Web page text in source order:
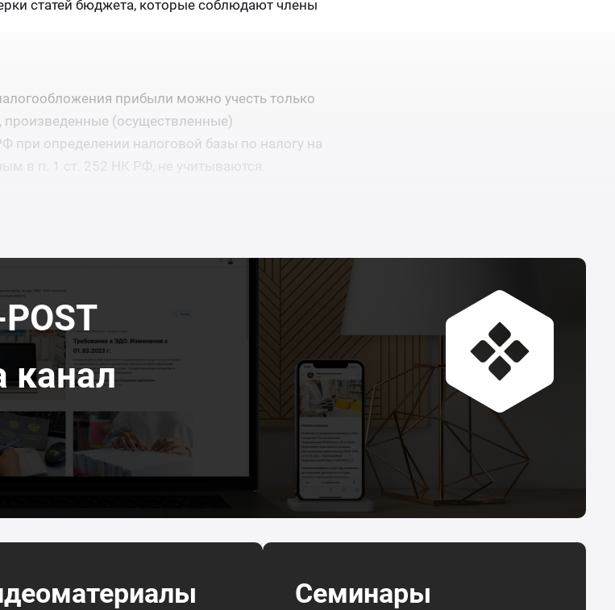
статей бюджета, которые соблюдают члены
прибыли можно учесть только
(осуществленные)
при определении налоговой базы по налогу на
в п. 1 ст. 252 НК РФ, не учитываются.
канал
Семинары